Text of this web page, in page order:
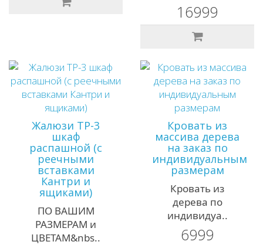
16999
Жалюзи ТР-3
шкаф
распашной (с
реечными
вставками
Кантри и
ящиками)
ПО ВАШИМ
РАЗМЕРАМ и
ЦВЕТАМ&nbs..
Кровать из
массива дерева
на заказ по
индивидуальным
размерам
Кровать из
дерева по
индивидуа..
6999